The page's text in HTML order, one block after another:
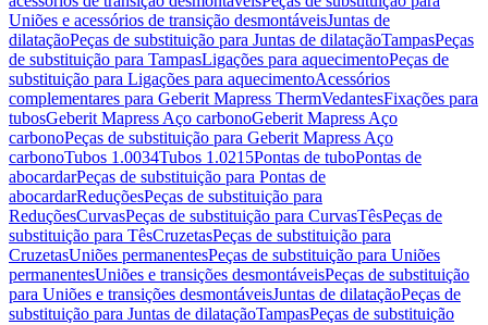
Uniões e acessórios de transição desmontáveisJuntas de
dilataçãoPeças de substituição para Juntas de dilataçãoTampasPeças
de substituição para TampasLigações para aquecimentoPeças de
substituição para Ligações para aquecimentoAcessórios
complementares para Geberit Mapress ThermVedantesFixações para
tubosGeberit Mapress Aço carbonoGeberit Mapress Aço
carbonoPeças de substituição para Geberit Mapress Aço
carbonoTubos 1.0034Tubos 1.0215Pontas de tuboPontas de
abocardarPeças de substituição para Pontas de
abocardarReduçõesPeças de substituição para
ReduçõesCurvasPeças de substituição para CurvasTêsPeças de
substituição para TêsCruzetasPeças de substituição para
CruzetasUniões permanentesPeças de substituição para Uniões
permanentesUniões e transições desmontáveisPeças de substituição
para Uniões e transições desmontáveisJuntas de dilataçãoPeças de
substituição para Juntas de dilataçãoTampasPeças de substituição